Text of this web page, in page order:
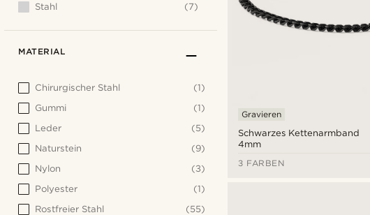
Schwarzes Kettenarmband
4mm
Gravieren
3 FARBEN
Stahl
(7)
MATERIAL
Chirurgischer Stahl
(1)
Gummi
(1)
Leder
(5)
Naturstein
(9)
Nylon
(3)
Polyester
(1)
Rostfreier Stahl
(55)